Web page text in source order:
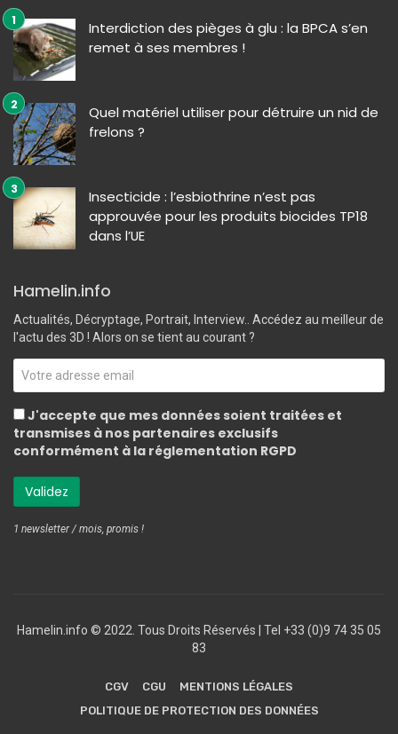
Interdiction des pièges à glu : la BPCA s’en
remet à ses membres !
Quel matériel utiliser pour détruire un nid de
frelons ?
Insecticide : l’esbiothrine n’est pas
approuvée pour les produits biocides TP18
dans l’UE
Hamelin.info
Actualités, Décryptage, Portrait, Interview.. Accédez au meilleur de
l'actu des 3D ! Alors on se tient au courant ?
J'accepte que mes données soient traitées et
transmises à nos partenaires exclusifs
conformément à la réglementation RGPD
1 newsletter / mois, promis !
Hamelin.info © 2022. Tous Droits Réservés ‎| Tel +33 (0)9 74 35 05
83
CGV CGU
MENTIONS LÉGALES
POLITIQUE DE PROTECTION DES DONNÉES